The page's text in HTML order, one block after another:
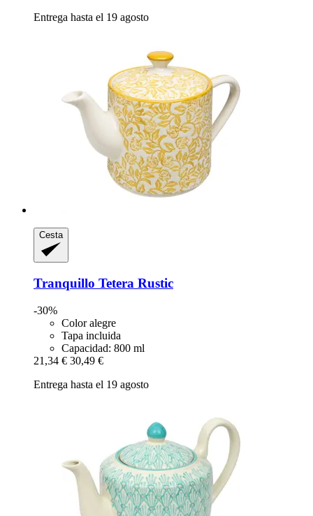
Entrega hasta el 19 agosto
Cesta
Tranquillo Tetera Rustic
-30%
Color alegre
Tapa incluida
Capacidad: 800 ml
21,34 € 30,49 €
Entrega hasta el 19 agosto